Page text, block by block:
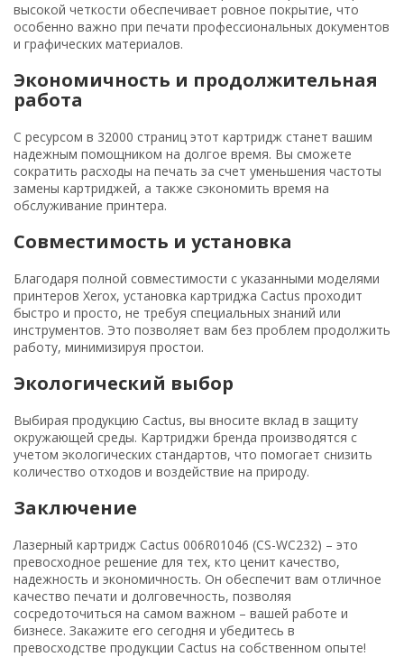
высокой четкости обеспечивает ровное покрытие, что
особенно важно при печати профессиональных документов
и графических материалов.
Экономичность и продолжительная
работа
С ресурсом в 32000 страниц этот картридж станет вашим
надежным помощником на долгое время. Вы сможете
сократить расходы на печать за счет уменьшения частоты
замены картриджей, а также сэкономить время на
обслуживание принтера.
Совместимость и установка
Благодаря полной совместимости с указанными моделями
принтеров Xerox, установка картриджа Cactus проходит
быстро и просто, не требуя специальных знаний или
инструментов. Это позволяет вам без проблем продолжить
работу, минимизируя простои.
Экологический выбор
Выбирая продукцию Cactus, вы вносите вклад в защиту
окружающей среды. Картриджи бренда производятся с
учетом экологических стандартов, что помогает снизить
количество отходов и воздействие на природу.
Заключение
Лазерный картридж Cactus 006R01046 (CS-WC232) – это
превосходное решение для тех, кто ценит качество,
надежность и экономичность. Он обеспечит вам отличное
качество печати и долговечность, позволяя
сосредоточиться на самом важном – вашей работе и
бизнесе. Закажите его сегодня и убедитесь в
превосходстве продукции Cactus на собственном опыте!